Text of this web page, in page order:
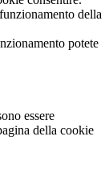
della
potete
essere
della cookie